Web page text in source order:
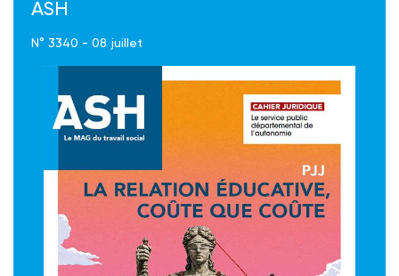
ASH
N° 3340 - 08 juillet